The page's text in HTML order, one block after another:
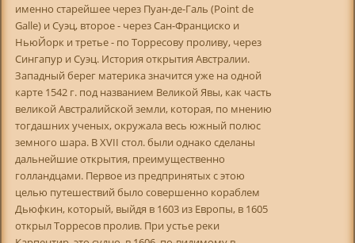
именно старейшее через Пуан-де-Галь (Point de
Galle) и Суэц, второе - через Сан-Франциско и
НьюЙорк и третье - по Торресову проливу, через
Сингапур и Суэц. История открытия Австралии.
Западный берег материка значится уже на одной
карте 1542 г. под названием Великой Явы, как часть
великой Австралийской земли, которая, по мнению
тогдашних ученых, окружала весь южный полюс
земного шара. В XVII стол. были однако сделаны
дальнейшие открытия, преимущественно
голландцами. Первое из предпринятых с этою
целью путешествий было совершенно кораблем
Дьюфкин, который, выйдя в 1603 из Европы, в 1605
открыл Торресов пролив. При устье реки